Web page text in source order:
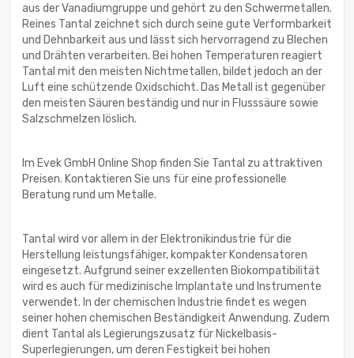
aus der Vanadiumgruppe und gehört zu den Schwermetallen.
Reines Tantal zeichnet sich durch seine gute Verformbarkeit
und Dehnbarkeit aus und lässt sich hervorragend zu Blechen
und Drähten verarbeiten. Bei hohen Temperaturen reagiert
Tantal mit den meisten Nichtmetallen, bildet jedoch an der
Luft eine schützende Oxidschicht. Das Metall ist gegenüber
den meisten Säuren beständig und nur in Flusssäure sowie
Salzschmelzen löslich.
Im Evek GmbH Online Shop finden Sie Tantal zu attraktiven
Preisen. Kontaktieren Sie uns für eine professionelle
Beratung rund um Metalle.
Tantal wird vor allem in der Elektronikindustrie für die
Herstellung leistungsfähiger, kompakter Kondensatoren
eingesetzt. Aufgrund seiner exzellenten Biokompatibilität
wird es auch für medizinische Implantate und Instrumente
verwendet. In der chemischen Industrie findet es wegen
seiner hohen chemischen Beständigkeit Anwendung. Zudem
dient Tantal als Legierungszusatz für Nickelbasis-
Superlegierungen, um deren Festigkeit bei hohen